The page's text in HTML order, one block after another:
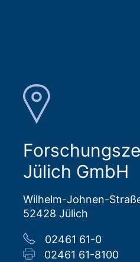
Jülich GmbH
Wilhelm-Johnen-
52428 Jülich
02461 61-0
02461 61-8100